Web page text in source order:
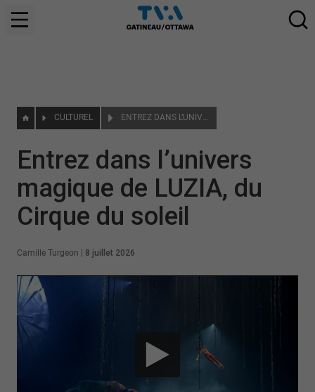
CULTUREL ENTREZ DANS L’UNIVERS MAGIQUE DE LUZIA, DU CIRQUE DU SOLEIL
Entrez dans l’univers
magique de LUZIA, du
Cirque du soleil
Camille Turgeon 8 juillet 2026